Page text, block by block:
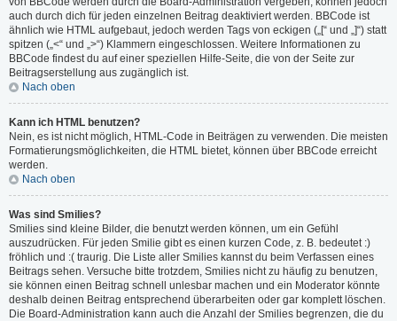
auch durch dich für jeden einzelnen Beitrag deaktiviert werden. BBCode ist
ähnlich wie HTML aufgebaut, jedoch werden Tags von eckigen („[“ und „]“) statt
spitzen („<“ und „>“) Klammern eingeschlossen. Weitere Informationen zu
BBCode findest du auf einer speziellen Hilfe-Seite, die von der Seite zur
Beitragserstellung aus zugänglich ist.
Nach oben
Kann ich HTML benutzen?
Nein, es ist nicht möglich, HTML-Code in Beiträgen zu verwenden. Die meisten
Formatierungsmöglichkeiten, die HTML bietet, können über BBCode erreicht
werden.
Nach oben
Was sind Smilies?
Smilies sind kleine Bilder, die benutzt werden können, um ein Gefühl
auszudrücken. Für jeden Smilie gibt es einen kurzen Code, z. B. bedeutet :)
fröhlich und :( traurig. Die Liste aller Smilies kannst du beim Verfassen eines
Beitrags sehen. Versuche bitte trotzdem, Smilies nicht zu häufig zu benutzen,
sie können einen Beitrag schnell unlesbar machen und ein Moderator könnte
deshalb deinen Beitrag entsprechend überarbeiten oder gar komplett löschen.
Die Board-Administration kann auch die Anzahl der Smilies begrenzen, die du